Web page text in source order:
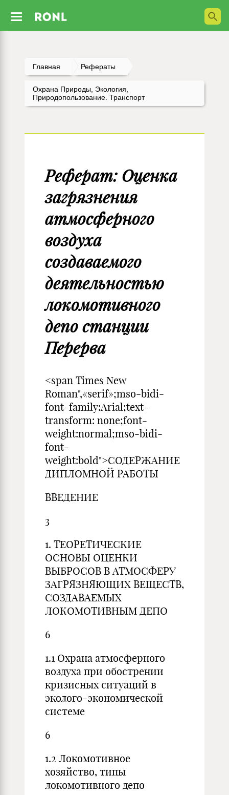
Главная Рефераты
Охрана Природы, Экология,
Природопользование. Транспорт
Реферат: Оценка
загрязнения
атмосферного
воздуха
создаваемого
деятельностью
локомотивного
депо станции
Перерва
<span Times New
Roman",«serif»;mso-bidi-
font-family:Arial;text-
transform: none;font-
weight:normal;mso-bidi-
font-
weight:bold">СОДЕРЖАНИЕ
ДИПЛОМНОЙ РАБОТЫ
ВВЕДЕНИЕ
3
1. ТЕОРЕТИЧЕСКИЕ
ОСНОВЫ ОЦЕНКИ
ВЫБРОСОВ В АТМОСФЕРУ
ЗАГРЯЗНЯЮЩИХ ВЕЩЕСТВ,
СОЗДАВАЕМЫХ
ЛОКОМОТИВНЫМ ДЕПО
6
1.1 Охрана атмосферного
воздуха при обострении
кризисных ситуаций в
эколого-экономической
системе
6
1.2 Локомотивное
хозяйство, типы
локомотивного депо